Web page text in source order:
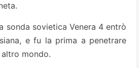
sonda sovietica Venera 4 entrò
e fu la prima a penetrare
altro mondo.